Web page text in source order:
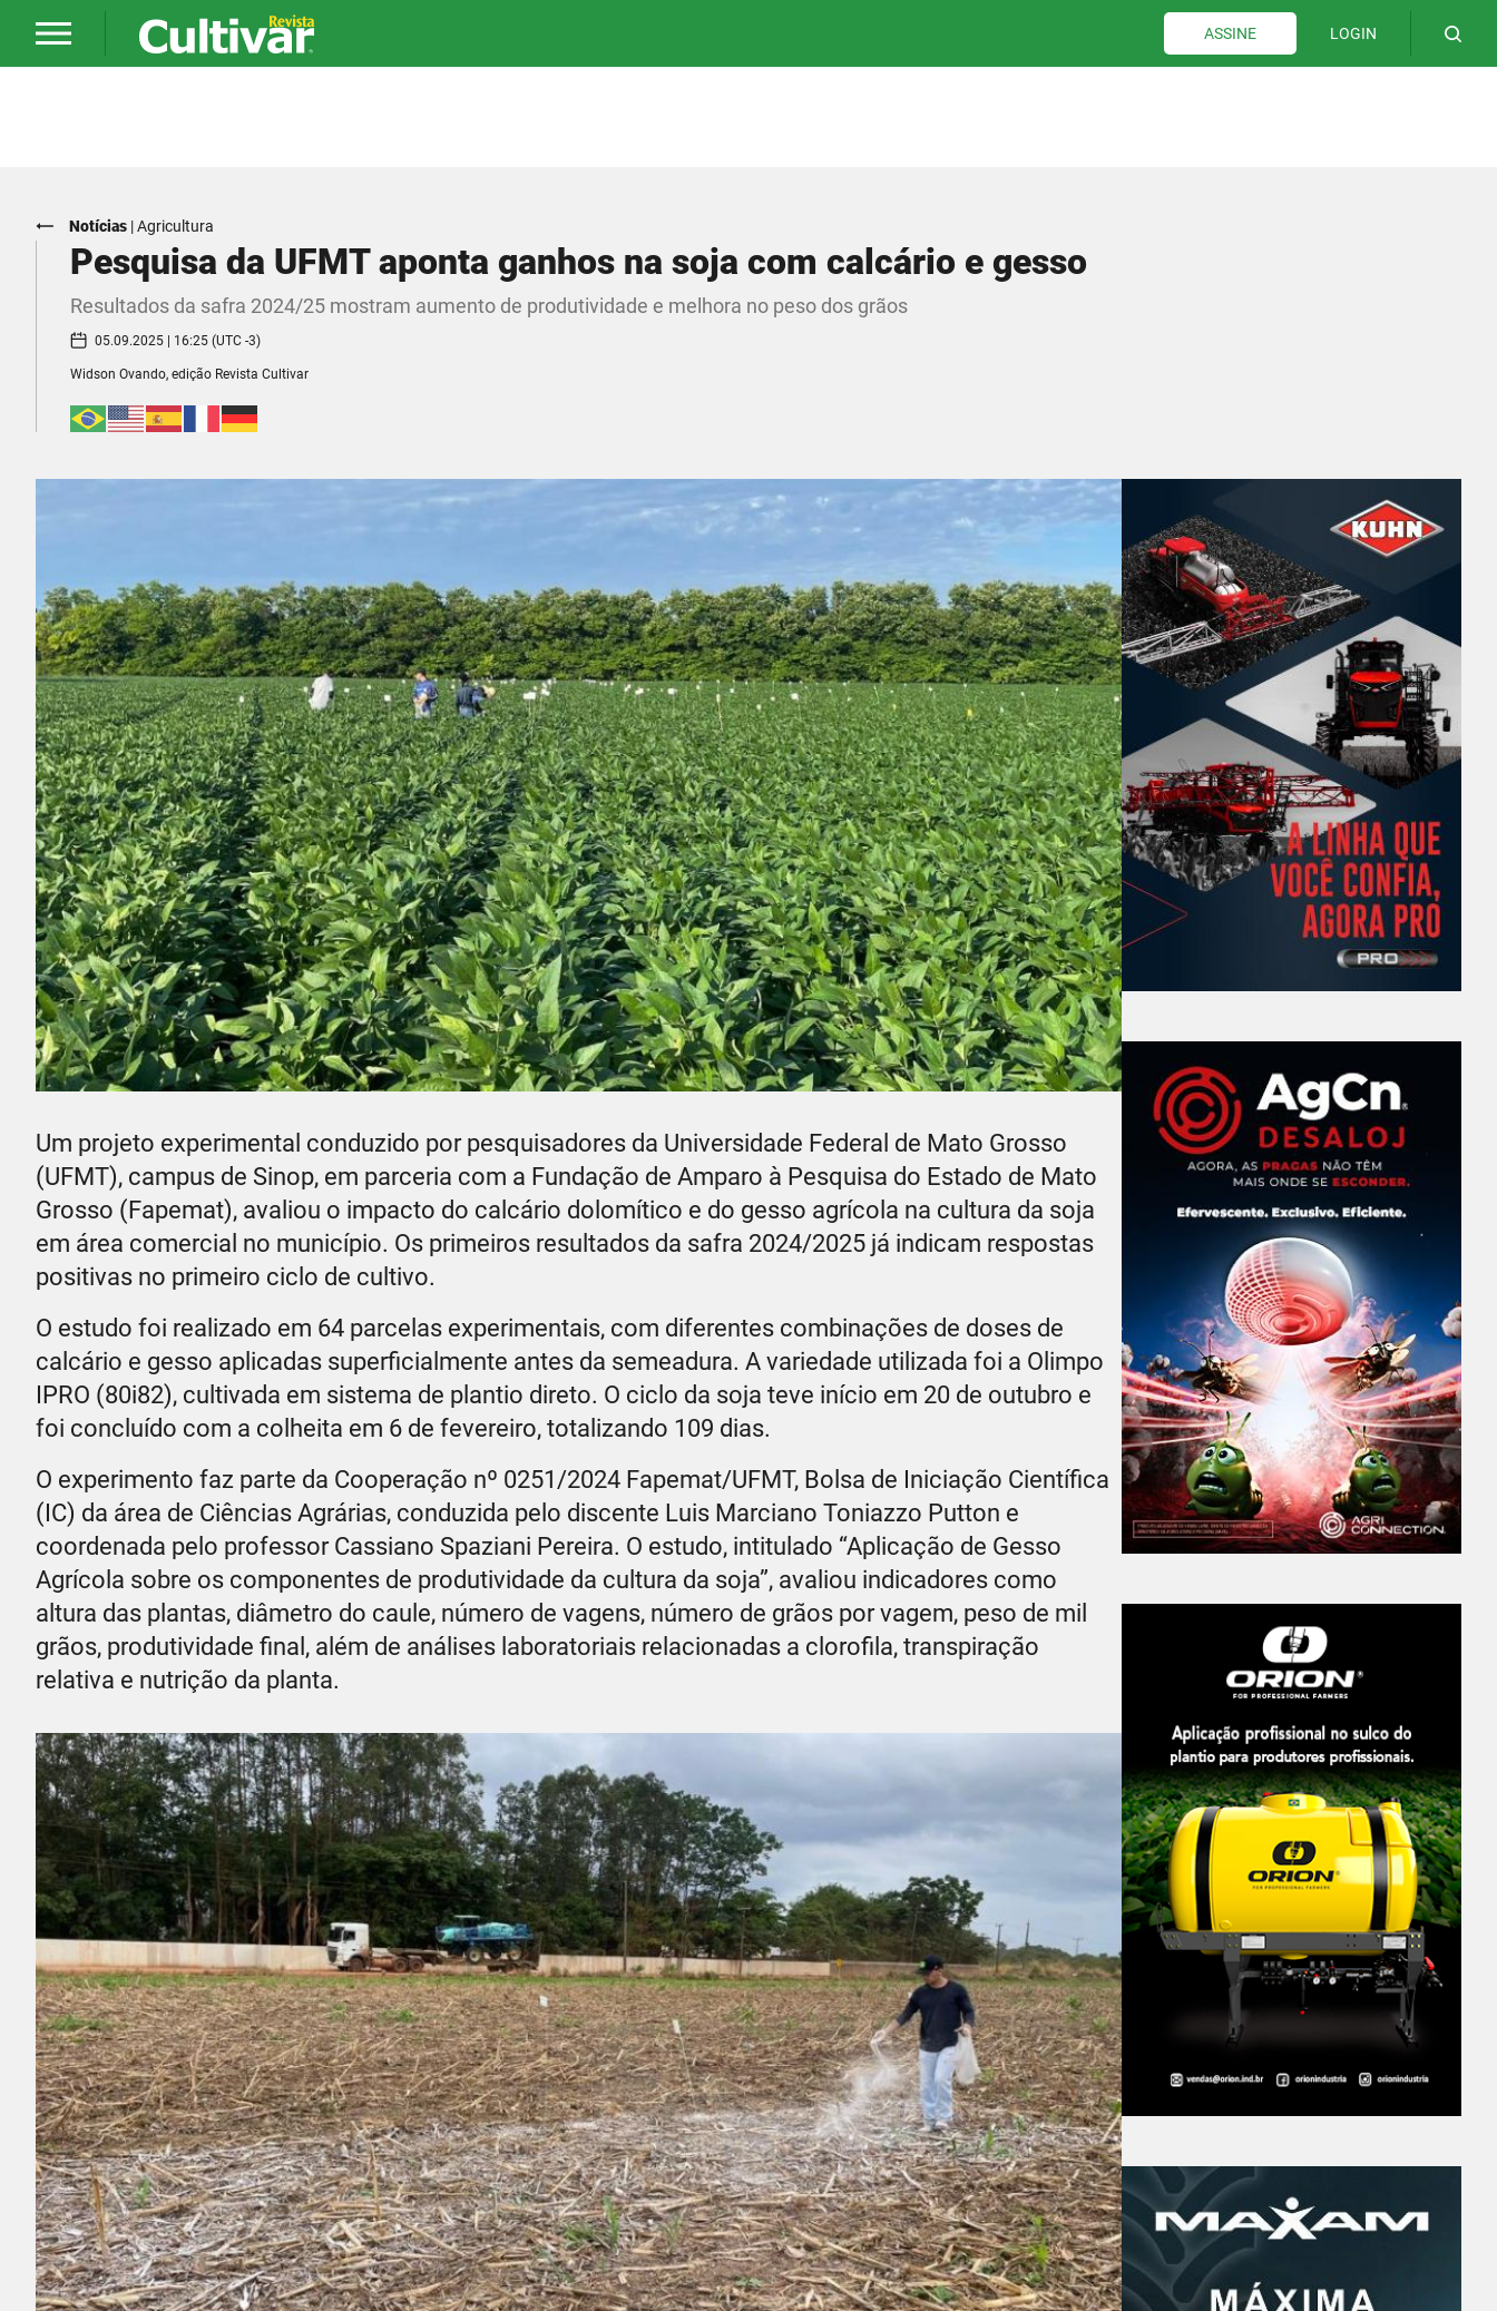
ASSINE LOGIN
Notícias |Agricultura
Pesquisa da UFMT aponta ganhos na soja com calcário e gesso
Resultados da safra 2024/25 mostram aumento de produtividade e melhora no peso dos grãos
05.09.2025 | 16:25 (UTC -3)
Widson Ovando, edição Revista Cultivar
Um projeto experimental conduzido por pesquisadores da Universidade Federal de Mato Grosso
(UFMT), campus de Sinop, em parceria com a Fundação de Amparo à Pesquisa do Estado de Mato
Grosso (Fapemat), avaliou o impacto do calcário dolomítico e do gesso agrícola na cultura da soja
em área comercial no município. Os primeiros resultados da safra 2024/2025 já indicam respostas
positivas no primeiro ciclo de cultivo.
O estudo foi realizado em 64 parcelas experimentais, com diferentes combinações de doses de
calcário e gesso aplicadas superficialmente antes da semeadura. A variedade utilizada foi a Olimpo
IPRO (80i82), cultivada em sistema de plantio direto. O ciclo da soja teve início em 20 de outubro e
foi concluído com a colheita em 6 de fevereiro, totalizando 109 dias.
O experimento faz parte da Cooperação nº 0251/2024 Fapemat/UFMT, Bolsa de Iniciação Científica
(IC) da área de Ciências Agrárias, conduzida pelo discente Luis Marciano Toniazzo Putton e
coordenada pelo professor Cassiano Spaziani Pereira. O estudo, intitulado “Aplicação de Gesso
Agrícola sobre os componentes de produtividade da cultura da soja”, avaliou indicadores como
altura das plantas, diâmetro do caule, número de vagens, número de grãos por vagem, peso de mil
grãos, produtividade final, além de análises laboratoriais relacionadas a clorofila, transpiração
relativa e nutrição da planta.